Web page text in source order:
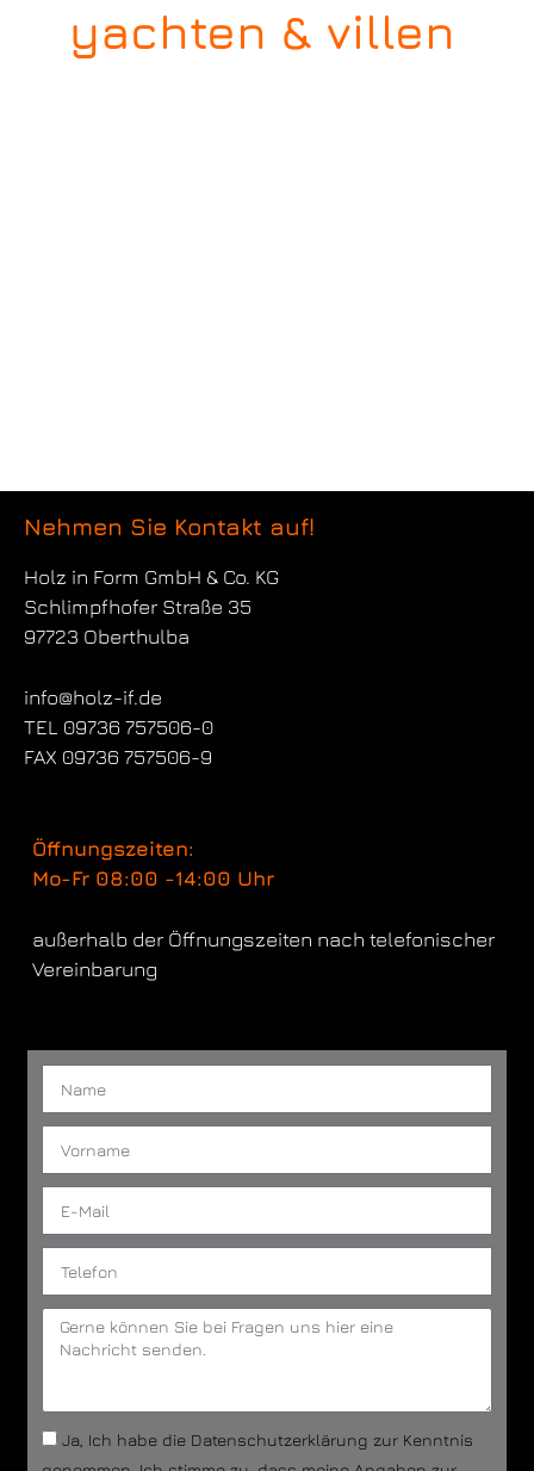
yachten & villen
Nehmen Sie Kontakt auf!
Holz in Form GmbH & Co. KG
Schlimpfhofer Straße 35
97723 Oberthulba
info@holz-if.de
TEL 09736 757506-0
FAX 09736 757506-9
Öffnungszeiten:
Mo-Fr 08:00 -14:00 Uhr
außerhalb der Öffnungszeiten nach telefonischer
Vereinbarung
Ja, Ich habe die Datenschutzerklärung zur Kenntnis